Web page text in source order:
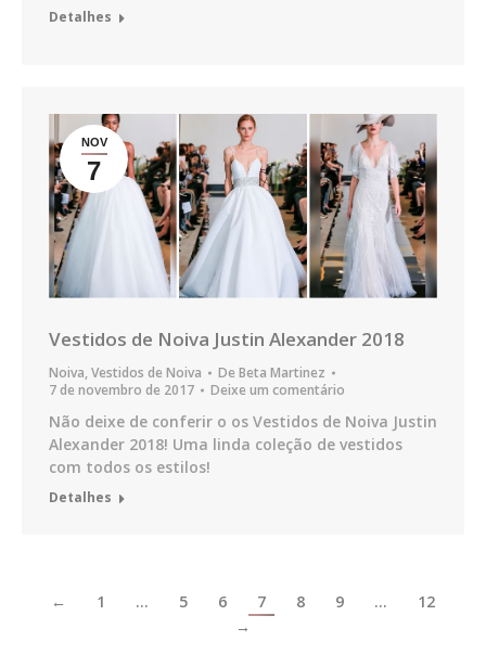
Detalhes
NOV
7
Vestidos de Noiva Justin Alexander 2018
Noiva,Vestidos de Noiva De Beta Martinez
7 de novembro de 2017
Deixe um comentário
Não deixe de conferir o os Vestidos de Noiva Justin
Alexander 2018! Uma linda coleção de vestidos
com todos os estilos!
Detalhes
← 1 … 5 6 7 8 9 …
12
→